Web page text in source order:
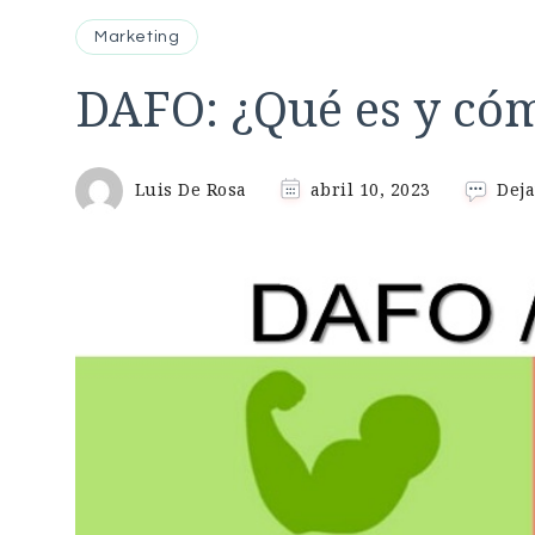
Marketing
DAFO: ¿Qué es y
Luis De Rosa abril 10, 2023